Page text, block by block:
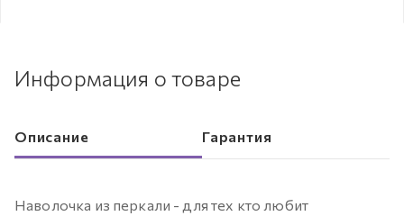
Информация о товаре
Описание Гарантия
Наволочка из перкали - для тех кто любит